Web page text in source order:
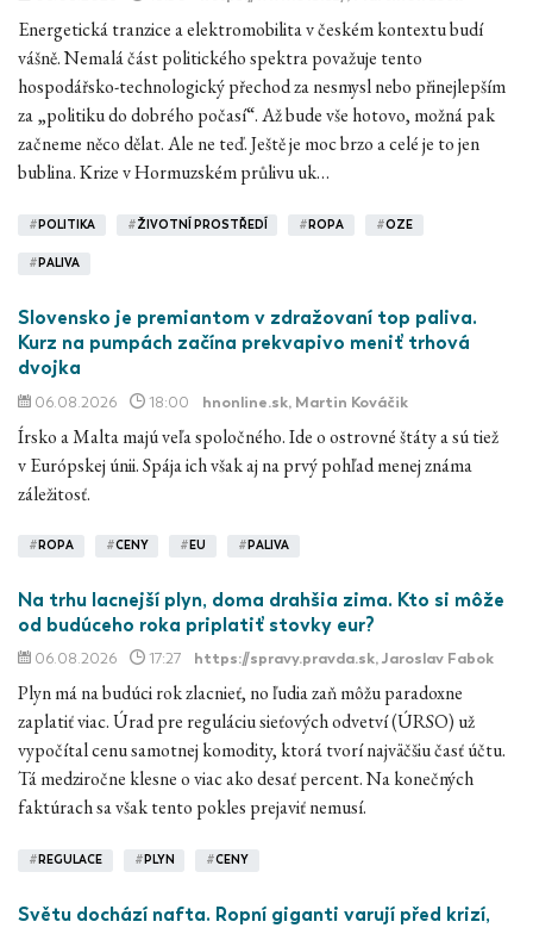
Energetická tranzice a elektromobilita v českém kontextu budí
vášně. Nemalá část politického spektra považuje tento
hospodářsko-technologický přechod za nesmysl nebo přinejlepším
za „politiku do dobrého počasí“. Až bude vše hotovo, možná pak
začneme něco dělat. Ale ne teď. Ještě je moc brzo a celé je to jen
bublina. Krize v Hormuzském průlivu uk…
# POLITIKA #ŽIVOTNÍ PROSTŘEDÍ # ROPA #OZE
# PALIVA
Slovensko je premiantom v zdražovaní top paliva.
Kurz na pumpách začína prekvapivo meniť trhová
dvojka
06.08.2026 18:00 hnonline.sk, Martin Kováčik
Írsko a Malta majú veľa spoločného. Ide o ostrovné štáty a sú tiež
v Európskej únii. Spája ich však aj na prvý pohľad menej známa
záležitosť.
# ROPA #CENY # EU # PALIVA
Na trhu lacnejší plyn, doma drahšia zima. Kto si môže
od budúceho roka priplatiť stovky eur?
06.08.2026 17:27 https://spravy.pravda.sk, Jaroslav Fabok
Plyn má na budúci rok zlacnieť, no ľudia zaň môžu paradoxne
zaplatiť viac. Úrad pre reguláciu sieťových odvetví (ÚRSO) už
vypočítal cenu samotnej komodity, ktorá tvorí najväčšiu časť účtu.
Tá medziročne klesne o viac ako desať percent. Na konečných
faktúrach sa však tento pokles prejaviť nemusí.
# REGULACE # PLYN #CENY
Světu dochází nafta. Ropní giganti varují před krizí,